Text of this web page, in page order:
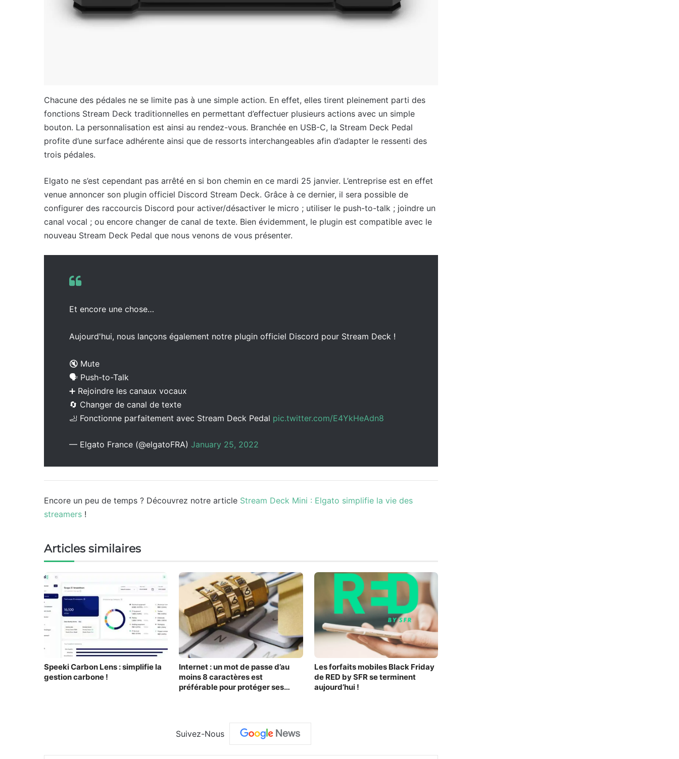
Chacune des pédales ne se limite pas à une simple action. En effet, elles tirent pleinement parti des
fonctions Stream Deck traditionnelles en permettant d’effectuer plusieurs actions avec un simple
bouton. La personnalisation est ainsi au rendez-vous. Branchée en USB-C, la Stream Deck Pedal
profite d’une surface adhérente ainsi que de ressorts interchangeables afin d’adapter le ressenti des
trois pédales.
Elgato ne s’est cependant pas arrêté en si bon chemin en ce mardi 25 janvier. L’entreprise est en effet
venue annoncer son plugin officiel Discord Stream Deck. Grâce à ce dernier, il sera possible de
configurer des raccourcis Discord pour activer/désactiver le micro ; utiliser le push-to-talk ; joindre un
canal vocal ; ou encore changer de canal de texte. Bien évidemment, le plugin est compatible avec le
nouveau Stream Deck Pedal que nous venons de vous présenter.
Et encore une chose…
Aujourd'hui, nous lançons également notre plugin officiel Discord pour Stream Deck !
🔇 Mute
🗣 Push-to-Talk
➕ Rejoindre les canaux vocaux
🔄 Changer de canal de texte
🦶 Fonctionne parfaitement avec Stream Deck Pedal pic.twitter.com/E4YkHeAdn8
— Elgato France (@elgatoFRA) January 25, 2022
Encore un peu de temps ? Découvrez notre article Stream Deck Mini : Elgato simplifie la vie des
streamers !
Articles similaires
Speeki Carbon Lens : simplifie la
gestion carbone !
Internet : un mot de passe d’au
moins 8 caractères est
préférable pour protéger ses
Les forfaits mobiles Black Friday
de RED by SFR se terminent
aujourd’hui !
Suivez-Nous